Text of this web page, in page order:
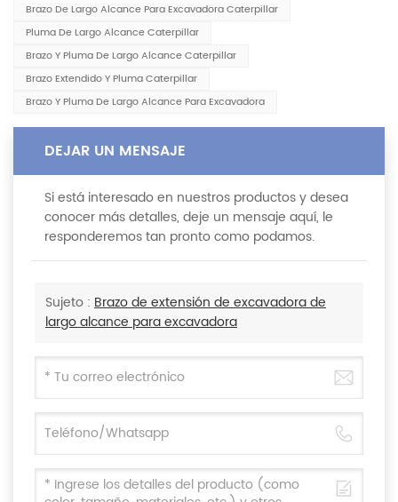
Brazo De Largo Alcance Para Excavadora Caterpillar
Pluma De Largo Alcance Caterpillar
Brazo Y Pluma De Largo Alcance Caterpillar
Brazo Extendido Y Pluma Caterpillar
Brazo Y Pluma De Largo Alcance Para Excavadora
DEJAR UN MENSAJE
Si está interesado en nuestros productos y desea
conocer más detalles, deje un mensaje aquí, le
responderemos tan pronto como podamos.
Sujeto : Brazo de extensión de excavadora de
largo alcance para excavadora